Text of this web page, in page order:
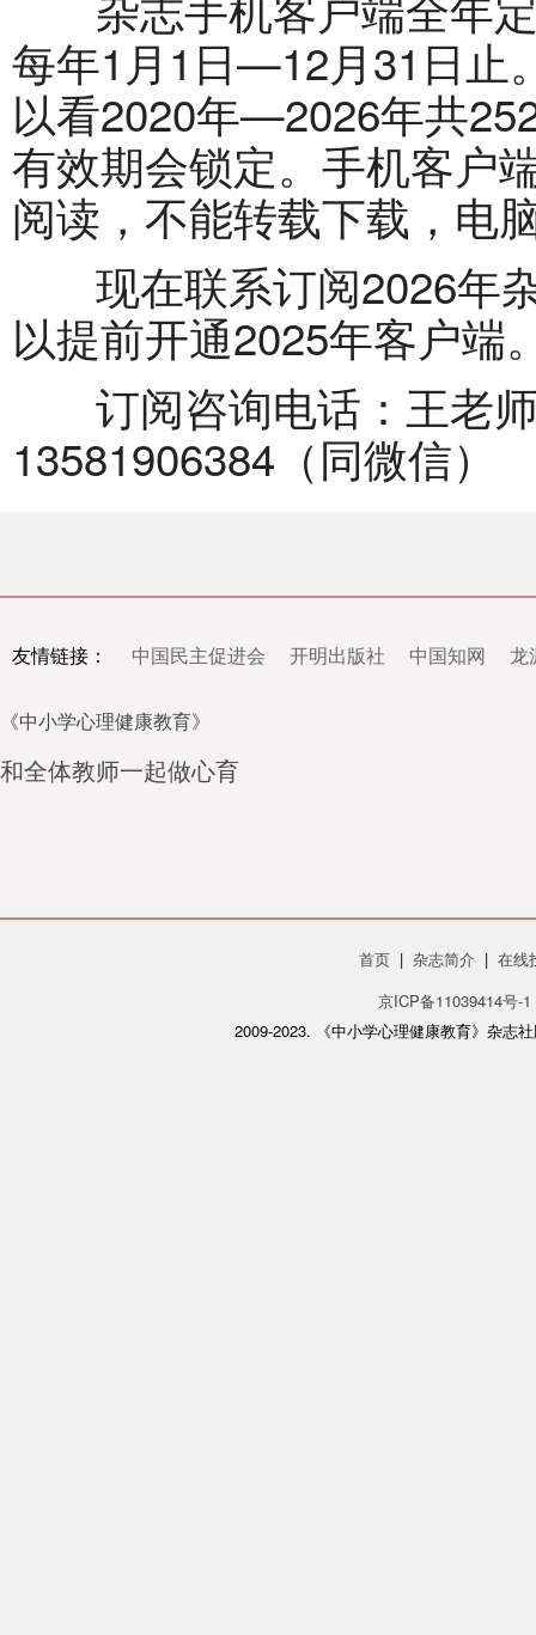
每年1月1日—12月31日止
以看2020年—2026年共
有效期会锁定。手机客户
阅读，不能转载下载，电
现在联系订阅2026年
以提前开通2025年客户端
订阅咨询电话：王老
13581906384（同微信）
友情链接： 中国民主促进会 开明出版社 中国知网 龙
《中小学心理健康教育》
和全体教师一起做心育
首页| 杂志简介 | 在线
京ICP备11039414号-1
2009-2023. 《中小学心理健康教育》杂志